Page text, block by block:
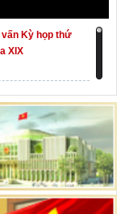
Kỳ họp thứ
XIX
hội khóa XVI
bầu cử ĐBQH
cấp nhiệm kỳ